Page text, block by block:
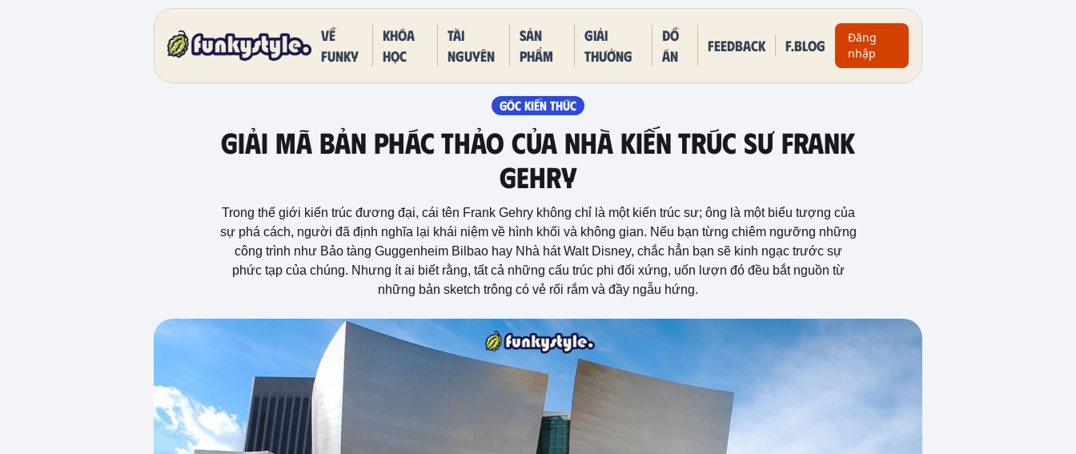
Về
funky
Khóa
học
Tài
nguyên
Sản
phẩm
Giải
thưởng
Đồ
án
Feedback F.BLOG
Đăng
nhập
GÓC KIẾN THỨC
Giải Mã Bản Phác Thảo Của Nhà Kiến Trúc Sư Frank
Gehry
Trong thế giới kiến trúc đương đại, cái tên Frank Gehry không chỉ là một kiến trúc sư; ông là một biểu tượng của
sự phá cách, người đã định nghĩa lại khái niệm về hình khối và không gian. Nếu bạn từng chiêm ngưỡng những
công trình như Bảo tàng Guggenheim Bilbao hay Nhà hát Walt Disney, chắc hẳn bạn sẽ kinh ngạc trước sự
phức tạp của chúng. Nhưng ít ai biết rằng, tất cả những cấu trúc phi đối xứng, uốn lượn đó đều bắt nguồn từ
những bản sketch trông có vẻ rối rắm và đầy ngẫu hứng.